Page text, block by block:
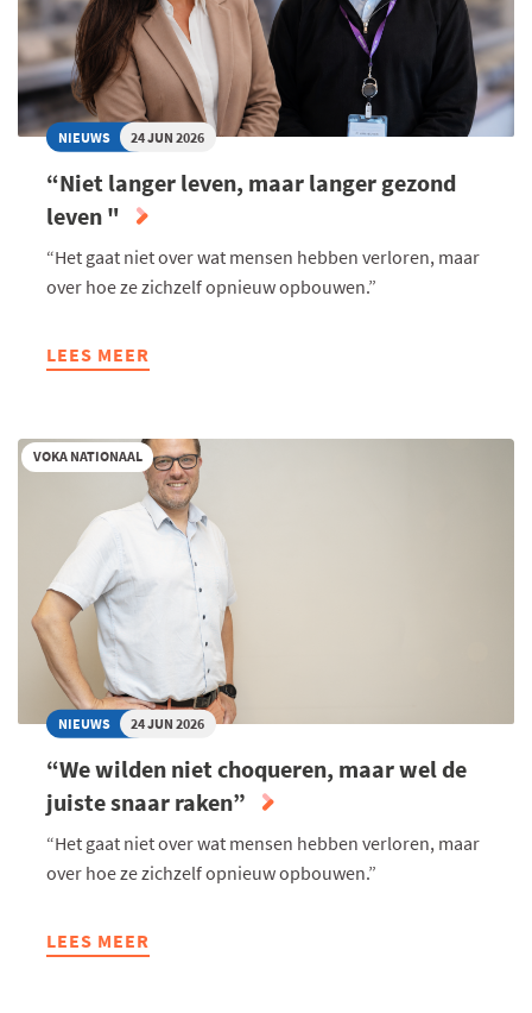
NIEUWS 24 JUN 2026
“Niet langer leven, maar langer gezond
leven "
“Het gaat niet over wat mensen hebben verloren, maar
over hoe ze zichzelf opnieuw opbouwen.”
LEES MEER
ABOUT
LEVEN,
MAAR
GEZOND
LEVEN
"
VOKA NATIONAAL
NIEUWS 24 JUN 2026
“We wilden niet choqueren, maar wel de
juiste snaar raken”
“Het gaat niet over wat mensen hebben verloren, maar
over hoe ze zichzelf opnieuw opbouwen.”
LEES MEER
ABOUT